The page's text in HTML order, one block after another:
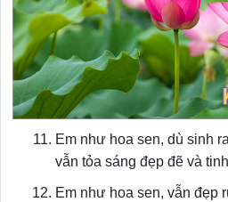
Em như hoa sen, dù sinh
vẫn tỏa sáng đẹp đẽ và
Em như hoa sen, vẫn đẹp